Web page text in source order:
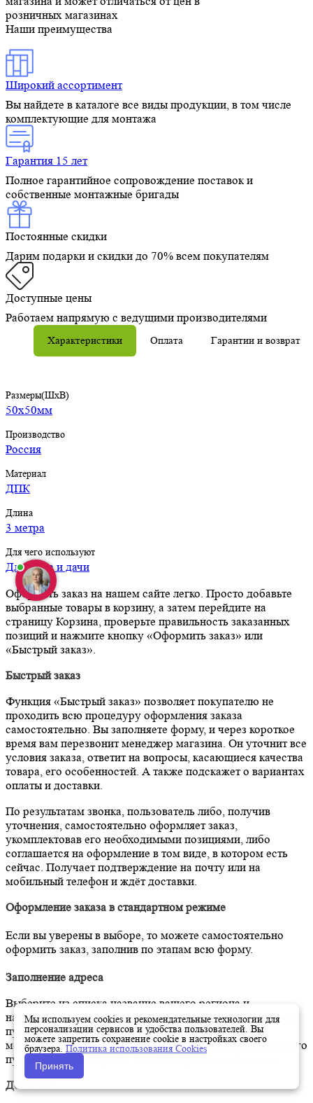
розничных магазинах
Наши преимущества
Широкий ассортимент
Вы найдете в каталоге все виды продукции, в том числе
комплектующие для монтажа
Гарантия 15 лет
Полное гарантийное сопровождение поставок и
собственные монтажные бригады
Постоянные скидки
Дарим подарки и скидки до 70% всем покупателям
Доступные цены
Работаем напрямую с ведущими производителями
Характеристики Оплата Гарантии и возврат
Размеры(ШхВ)
50х50мм
Производство
Россия
Материал
ДПК
Длина
3 метра
Для чего используют
Для дома и дачи
Оформить заказ на нашем сайте легко. Просто добавьте
выбранные товары в корзину, а затем перейдите на
страницу Корзина, проверьте правильность заказанных
позиций и нажмите кнопку «Оформить заказ» или
«Быстрый заказ».
Быстрый заказ
Функция «Быстрый заказ» позволяет покупателю не
проходить всю процедуру оформления заказа
самостоятельно. Вы заполняете форму, и через короткое
время вам перезвонит менеджер магазина. Он уточнит все
условия заказа, ответит на вопросы, касающиеся качества
товара, его особенностей. А также подскажет о вариантах
оплаты и доставки.
По результатам звонка, пользователь либо, получив
уточнения, самостоятельно оформляет заказ,
укомплектовав его необходимыми позициями, либо
соглашается на оформление в том виде, в котором есть
сейчас. Получает подтверждение на почту или на
мобильный телефон и ждёт доставки.
Оформление заказа в стандартном режиме
Если вы уверены в выборе, то можете самостоятельно
оформить заказ, заполнив по этапам всю форму.
Заполнение адреса
Выберите из списка название вашего региона и
населённого пункта. Если вы не нашли свой населённый
пункт в списке, выберите значение «Другое
местоположение» и впишите название своего населённого
пункта в графу «Город». Введите правильный индекс.
Доставка
Мы используем cookies и рекомендательные технологии для
персонализации сервисов и удобства пользователей. Вы
можете запретить сохранение cookie в настройках своего
браузера. Политика использования Cookies
Принять